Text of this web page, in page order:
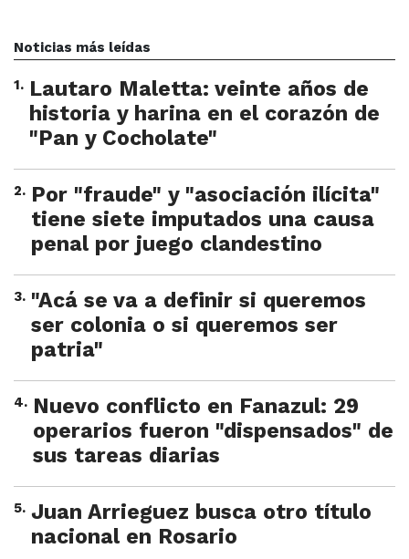
Noticias más leídas
1. Lautaro Maletta: veinte años de
historia y harina en el corazón de
"Pan y Cocholate"
2. Por "fraude" y "asociación ilícita"
tiene siete imputados una causa
penal por juego clandestino
3. "Acá se va a definir si queremos
ser colonia o si queremos ser
patria"
4. Nuevo conflicto en Fanazul: 29
operarios fueron "dispensados" de
sus tareas diarias
5. Juan Arrieguez busca otro título
nacional en Rosario